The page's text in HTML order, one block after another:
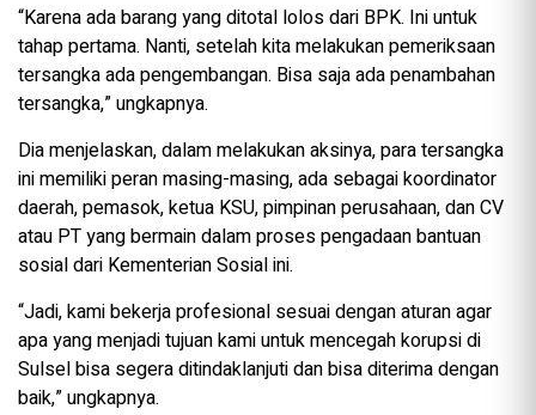
“Karena ada barang yang ditotal lolos dari BPK. Ini untuk
tahap pertama. Nanti, setelah kita melakukan pemeriksaan
tersangka ada pengembangan. Bisa saja ada penambahan
tersangka,” ungkapnya.
Dia menjelaskan, dalam melakukan aksinya, para tersangka
ini memiliki peran masing-masing, ada sebagai koordinator
daerah, pemasok, ketua KSU, pimpinan perusahaan, dan CV
atau PT yang bermain dalam proses pengadaan bantuan
sosial dari Kementerian Sosial ini.
“Jadi, kami bekerja profesional sesuai dengan aturan agar
apa yang menjadi tujuan kami untuk mencegah korupsi di
Sulsel bisa segera ditindaklanjuti dan bisa diterima dengan
baik,” ungkapnya.